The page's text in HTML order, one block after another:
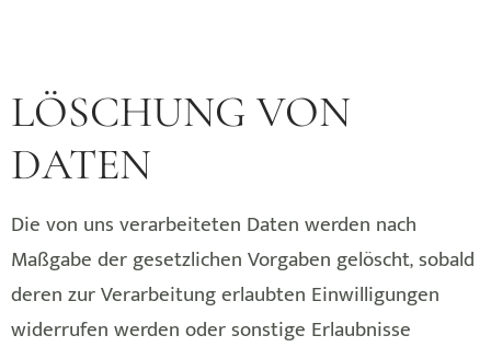
LÖSCHUNG VON
DATEN
Die von uns verarbeiteten Daten werden nach
Maßgabe der gesetzlichen Vorgaben gelöscht, sobald
deren zur Verarbeitung erlaubten Einwilligungen
widerrufen werden oder sonstige Erlaubnisse